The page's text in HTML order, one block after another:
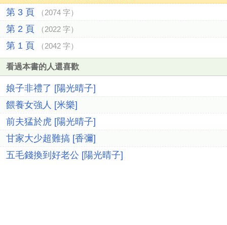
第 3 頁 （2074 字）
第 2 頁 （2022 字）
第 1 頁 （2042 字）
看過本書的人還喜歡
娘子非禮了 [陽光晴子]
餵養女強人 [米樂]
前夫猛於虎 [陽光晴子]
甘家大少超難搞 [香彌]
五毛錢換到好老公 [陽光晴子]